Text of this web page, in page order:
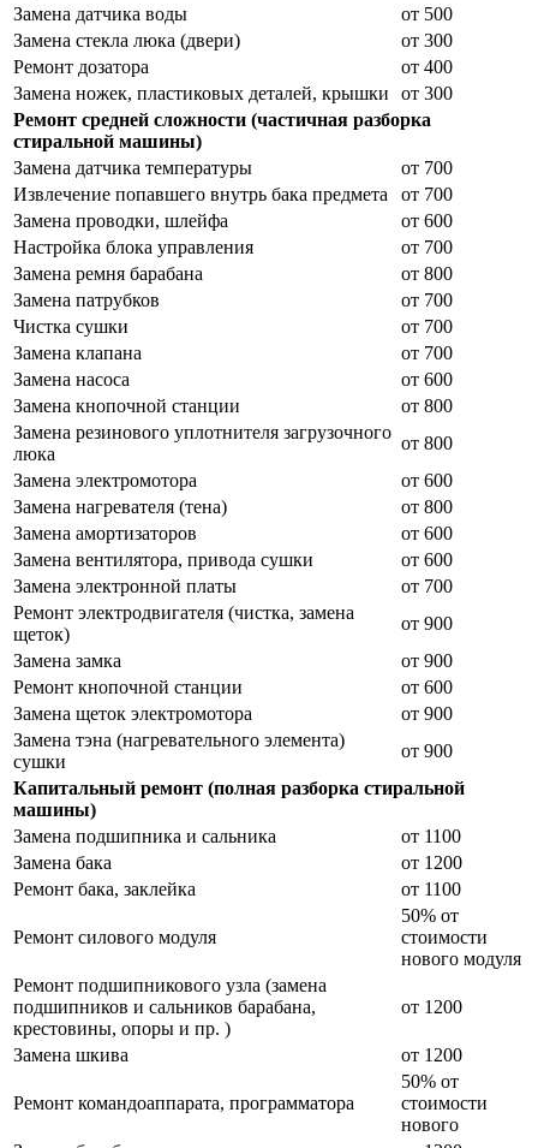
Замена датчика воды
от 500
Замена стекла люка (двери)
от 300
Ремонт дозатора
от 400
Замена ножек, пластиковых деталей, крышки
от 300
Ремонт средней сложности (частичная разборка
стиральной машины)
Замена датчика температуры
от 700
Извлечение попавшего внутрь бака предмета
от 700
Замена проводки, шлейфа
от 600
Настройка блока управления
от 700
Замена ремня барабана
от 800
Замена патрубков
от 700
Чистка сушки
от 700
Замена клапана
от 700
Замена насоса
от 600
Замена кнопочной станции
от 800
Замена резинового уплотнителя загрузочного
люка
от 800
Замена электромотора
от 600
Замена нагревателя (тена)
от 800
Замена амортизаторов
от 600
Замена вентилятора, привода сушки
от 600
Замена электронной платы
от 700
Ремонт электродвигателя (чистка, замена
щеток)
от 900
Замена замка
от 900
Ремонт кнопочной станции
от 600
Замена щеток электромотора
от 900
Замена тэна (нагревательного элемента)
сушки
от 900
Капитальный ремонт (полная разборка стиральной
машины)
Замена подшипника и сальника
от 1100
Замена бака
от 1200
Ремонт бака, заклейка
от 1100
Ремонт силового модуля
50% от
стоимости
нового модуля
Ремонт подшипникового узла (замена
подшипников и сальников барабана,
крестовины, опоры и пр. )
от 1200
Замена шкива от 1200
Ремонт командоаппарата, программатора
50% от
стоимости
нового